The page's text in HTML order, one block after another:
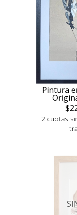
Pintura
2 cuotas